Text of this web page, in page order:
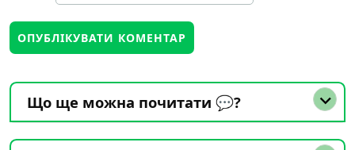
Що ще можна почитати 💬?